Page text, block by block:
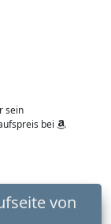
sein
bei